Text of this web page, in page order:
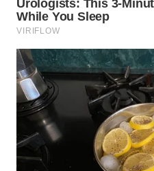
WN
INDRAMAYU
WN
KUNINGAN
WN
MAJALENGKA
WN